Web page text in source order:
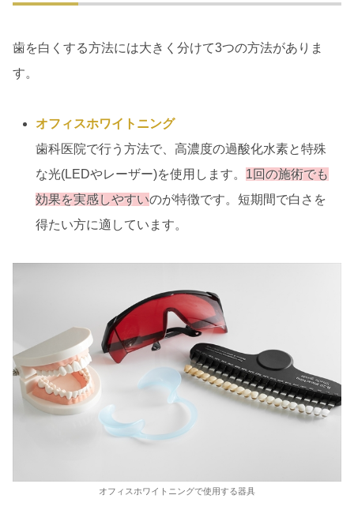
歯を白くする方法には大きく分けて3つの方法がありま
す。
オフィスホワイトニング
歯科医院で行う方法で、高濃度の過酸化水素と特殊
な光(LEDやレーザー)を使用します。 1回の施術でも
効果を実感しやすいのが特徴です。短期間で白さを
得たい方に適しています。
オフィスホワイトニングで使用する器具